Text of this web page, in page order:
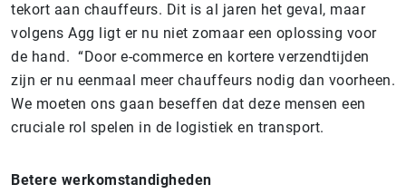
tekort aan chauffeurs. Dit is al jaren het geval, maar
volgens Agg ligt er nu niet zomaar een oplossing voor
de hand. “Door e-commerce en kortere verzendtijden
zijn er nu eenmaal meer chauffeurs nodig dan voorheen.
We moeten ons gaan beseffen dat deze mensen een
cruciale rol spelen in de logistiek en transport.
Betere werkomstandigheden